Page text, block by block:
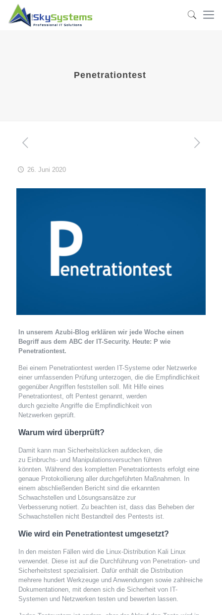
Penetrationtest
26. Juni 2020
In unserem Azubi-Blog erklären wir jede Woche einen
Begriff aus dem ABC der IT-Security. Heute: P wie
Penetrationtest.
Bei einem Penetrationtest werden IT-Systeme oder Netzwerke
einer umfassenden Prüfung unterzogen, die die Empfindlichkeit
gegenüber Angriffen feststellen soll. Mit Hilfe eines
Penetrationtest, oft Pentest genannt, werden
durch gezielte Angriffe die Empfindlichkeit von
Netzwerken geprüft.
Warum wird überprüft?
Damit kann man Sicherheitslücken aufdecken, die
zu Einbruchs- und Manipulationsversuchen führen
könnten. Während des kompletten Penetrationtests erfolgt eine
genaue Protokollierung aller durchgeführten Maßnahmen. In
einem abschließenden Bericht sind die erkannten
Schwachstellen und Lösungsansätze zur
Verbesserung notiert. Zu beachten ist, dass das Beheben der
Schwachstellen nicht Bestandteil des Pentests ist.
Wie wird ein Penetrationtest umgesetzt?
In den meisten Fällen wird die Linux-Distribution Kali Linux
verwendet. Diese ist auf die Durchführung von Penetration- und
Sicherheitstest spezialisiert. Dafür enthält die Distribution
mehrere hundert Werkzeuge und Anwendungen sowie zahlreiche
Dokumentationen, mit denen sich die Sicherheit von IT-
Systemen und Netzwerken testen und bewerten lassen.